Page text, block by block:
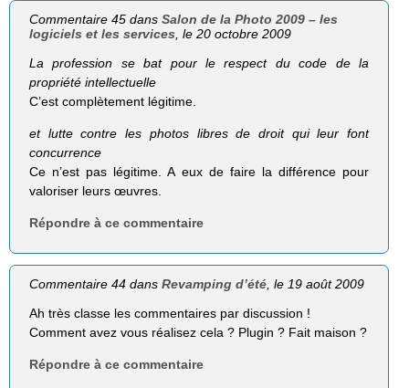
Commentaire 45 dansSalon de la Photo 2009 – les
logiciels et les services , le 20 octobre 2009
La profession se bat pour le respect du code de la
propriété intellectuelle
C’est complètement légitime.
et lutte contre les photos libres de droit qui leur font
concurrence
Ce n’est pas légitime. A eux de faire la différence pour
valoriser leurs œuvres.
Répondre à ce commentaire
Commentaire 44 dansRevamping d’été , le 19 août 2009
Ah très classe les commentaires par discussion !
Comment avez vous réalisez cela ? Plugin ? Fait maison ?
Répondre à ce commentaire